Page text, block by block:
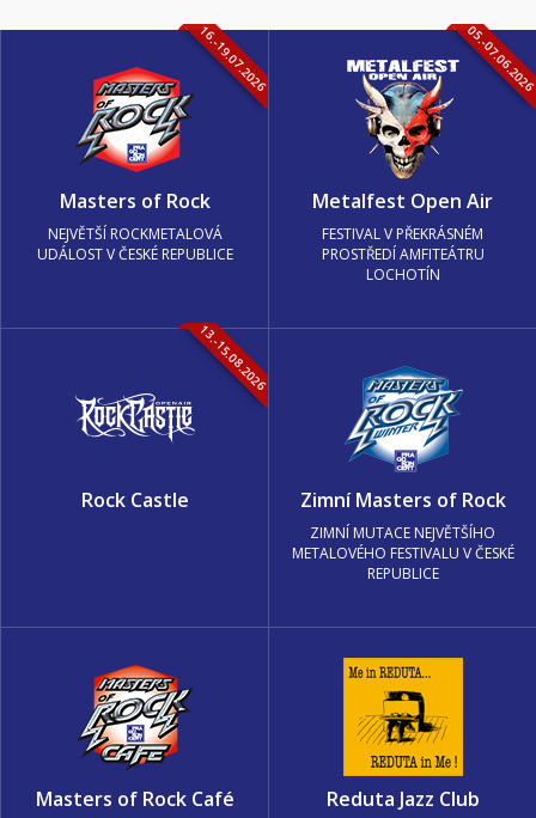
16.-19.07.2026
Masters of Rock
NEJVĚTŠÍ ROCKMETALOVÁ
UDÁLOST V ČESKÉ REPUBLICE
05.-
Metalfest Open Air
FESTIVAL V PŘEKRÁSNÉM
PROSTŘEDÍ AMFITEÁTRU
LOCHOTÍN
13.-15.08.2026
Rock Castle Zimní Masters of Rock
ZIMNÍ MUTACE NEJVĚTŠÍHO
METALOVÉHO FESTIVALU V ČESKÉ
REPUBLICE
Masters of Rock Café Reduta Jazz Club